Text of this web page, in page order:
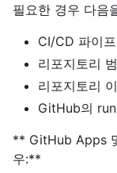
필요한 경우 다음
CI/CD 파이
리포지토리
리포지토리
GitHub의
** GitHub Apps
우:**